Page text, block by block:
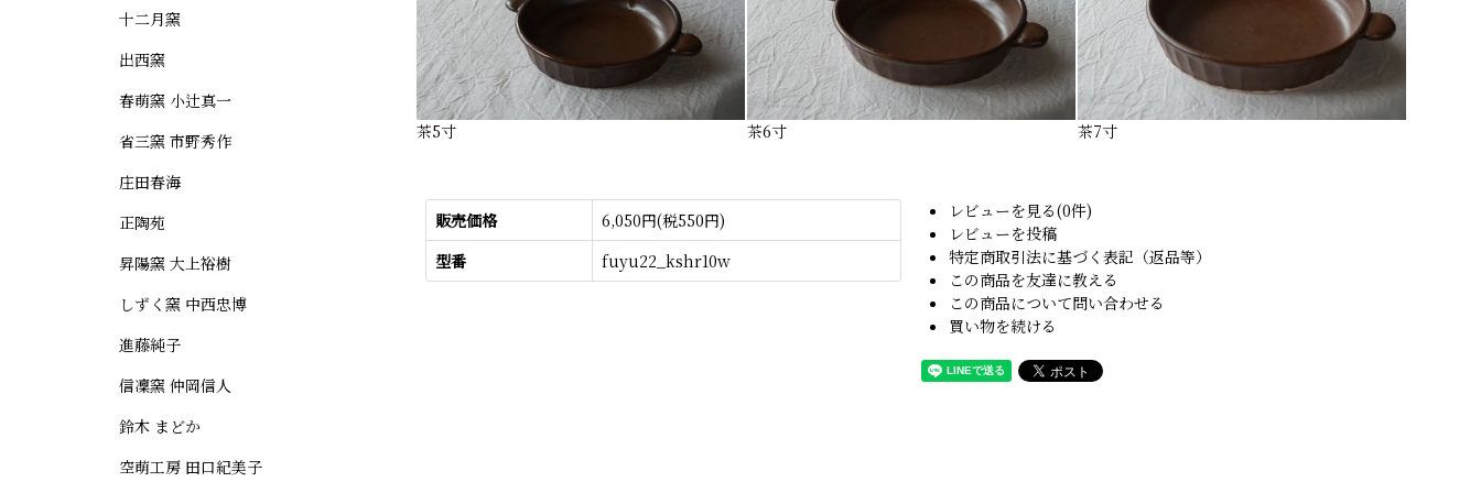
茶5寸 茶6寸 茶7寸
販売価格
6,050円(税550円)
型番
fuyu22_kshr10w
レビューを見る(0件)
レビューを投稿
特定商取引法に基づく表記（返品等）
この商品を友達に教える
この商品について問い合わせる
買い物を続ける
十二月窯
出西窯
春萌窯 小辻真一
省三窯 市野秀作
庄田春海
正陶苑
昇陽窯 大上裕樹
しずく窯 中西忠博
進藤純子
信凜窯 仲岡信人
鈴木 まどか
空萌工房 田口紀美子